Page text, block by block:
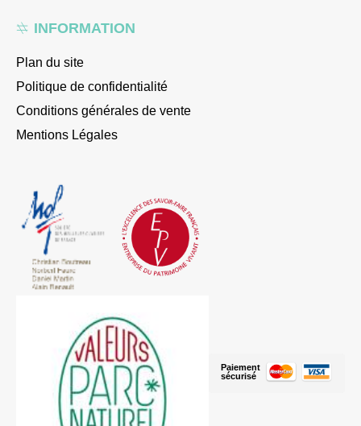
INFORMATION
Plan du site
Politique de confidentialité
Conditions générales de vente
Mentions Légales
Paiement
sécurisé